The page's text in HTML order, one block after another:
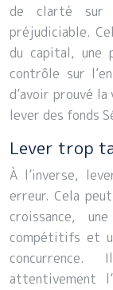
de clarté sur
préjudiciable.
du capital, une
contrôle sur
d’avoir prouvé
lever des fonds
Lever trop
À l’inverse,
erreur. Cela
croissance,
compétitifs et
attentivement